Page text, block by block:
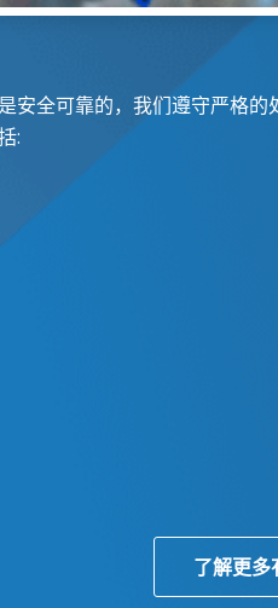
安全可靠的，我们遵守严格的
:
了解更多